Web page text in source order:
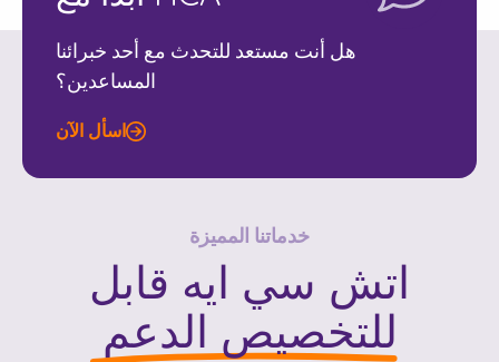
هل أنت مستعد للتحدث مع أحد خبرائنا
المساعدين؟
اسأل الآن
خدماتنا المميزة
اتش سي ايه قابل
للتخصيص الدعم